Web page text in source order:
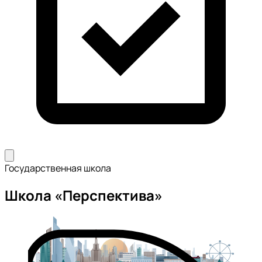
Государственная школа
Школа «Перспектива»